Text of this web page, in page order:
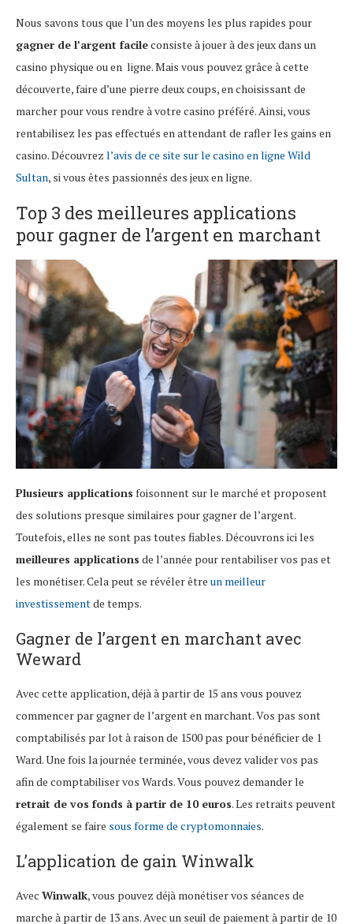
Nous savons tous que l’un des moyens les plus rapides pour
gagner de l’argent facileconsiste à jouer à des jeux dans un
casino physique ou en ligne. Mais vous pouvez grâce à cette
découverte, faire d’une pierre deux coups, en choisissant de
marcher pour vous rendre à votre casino préféré. Ainsi, vous
rentabilisez les pas effectués en attendant de rafler les gains en
casino. Découvrez l’avis de ce site sur le casino en ligne Wild
Sultan, si vous êtes passionnés des jeux en ligne.
Top 3 des meilleures applications
pour gagner de l’argent en marchant
Plusieurs applications foisonnent sur le marché et proposent
des solutions presque similaires pour gagner de l’argent.
Toutefois, elles ne sont pas toutes fiables. Découvrons ici les
meilleures applications de l’année pour rentabiliser vos pas et
les monétiser. Cela peut se révéler être un meilleur
investissementde temps.
Gagner de l’argent en marchant avec
Weward
Avec cette application, déjà à partir de 15 ans vous pouvez
commencer par gagner de l’argent en marchant. Vos pas sont
comptabilisés par lot à raison de 1500 pas pour bénéficier de 1
Ward. Une fois la journée terminée, vous devez valider vos pas
afin de comptabiliser vos Wards. Vous pouvez demander le
retrait de vos fonds à partir de 10 euros. Les retraits peuvent
également se faire sous forme de cryptomonnaies.
L’application de gain Winwalk
Avec Winwalk, vous pouvez déjà monétiser vos séances de
marche à partir de 13 ans. Avec un seuil de paiement à partir de 10